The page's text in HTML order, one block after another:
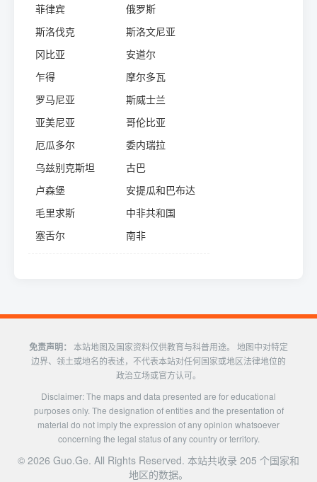
菲律宾
俄罗斯
斯洛伐克
斯洛文尼亚
冈比亚
安道尔
乍得
摩尔多瓦
罗马尼亚
斯威士兰
亚美尼亚
哥伦比亚
厄瓜多尔
委内瑞拉
乌兹别克斯坦
古巴
卢森堡
安提瓜和巴布达
毛里求斯
中非共和国
塞舌尔
南非
免责声明： 本站地图及国家资料仅供教育与科普用途。 地图中对特定
边界、领土或地名的表述，不代表本站对任何国家或地区法律地位的
政治立场或官方认可。
Disclaimer: The maps and data presented are for educational
purposes only. The designation of entities and the presentation of
material do not imply the expression of any opinion whatsoever
concerning the legal status of any country or territory.
© 2026 Guo.Ge. All Rights Reserved. 本站共收录 205 个国家和
地区的数据。